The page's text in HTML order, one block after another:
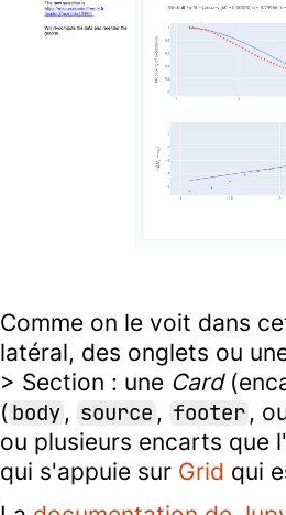
Comme on le voit dans
latéral, des onglets ou
> Section : une Card
( body , source , footer ,
ou plusieurs encarts que
qui s'appuie sur Grid qui